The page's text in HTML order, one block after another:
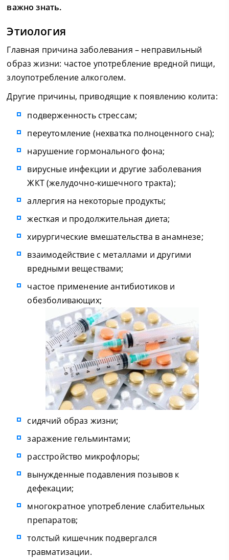
важно знать.
Этиология
Главная причина заболевания – неправильный
образ жизни: частое употребление вредной пищи,
злоупотребление алкоголем.
Другие причины, приводящие к появлению колита:
подверженность стрессам;
переутомление (нехватка полноценного сна);
нарушение гормонального фона;
вирусные инфекции и другие заболевания
ЖКТ (желудочно-кишечного тракта);
аллергия на некоторые продукты;
жесткая и продолжительная диета;
хирургические вмешательства в анамнезе;
взаимодействие с металлами и другими
вредными веществами;
частое применение антибиотиков и
обезболивающих;
сидячий образ жизни;
заражение гельминтами;
расстройство микрофлоры;
вынужденные подавления позывов к
дефекации;
многократное употребление слабительных
препаратов;
толстый кишечник подвергался
травматизации.